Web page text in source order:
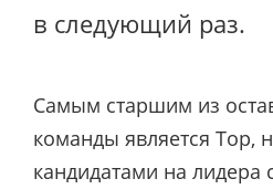
в следующий раз.
Самым старшим из
команды является Тор,
кандидатами на лидера